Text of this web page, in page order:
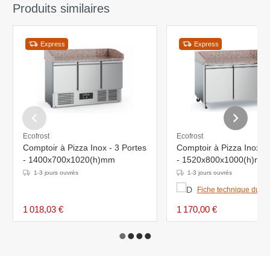
Produits similaires
Express
Ecofrost
Comptoir à Pizza Inox - 3 Portes
- 1400x700x1020(h)mm
1-3 jours ouvrés
1 018,03 €
Express
Ecofrost
Comptoir à Pizza Inox -
- 1520x800x1000(h)mm
1-3 jours ouvrés
Fiche technique du
1 170,00 €